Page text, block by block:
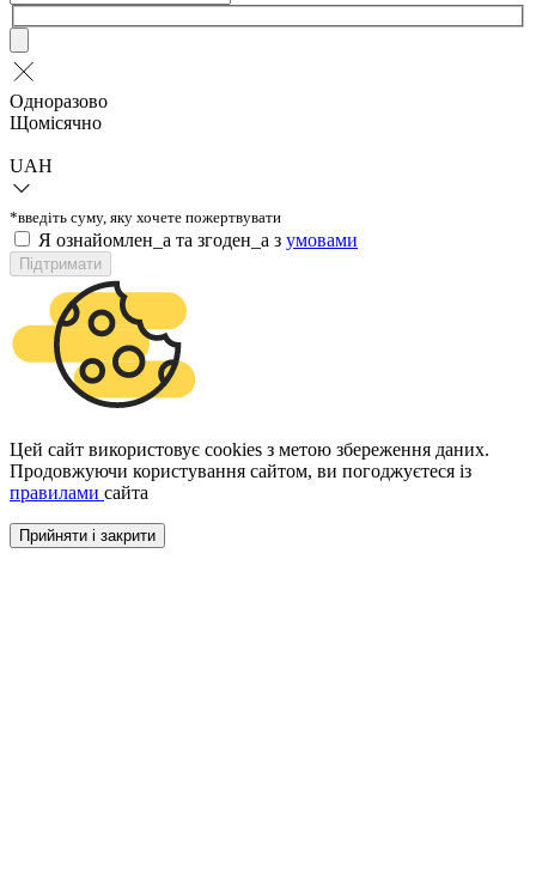
Одноразово
Щомісячно
UAH
*введіть суму, яку хочете пожертвувати
Я ознайомлен_а та згоден_а з умовами
Підтримати
Цей сайт використовує cookies з метою збереження даних.
Продовжуючи користування сайтом, ви погоджуєтеся із
правилами сайта
Прийняти і закрити